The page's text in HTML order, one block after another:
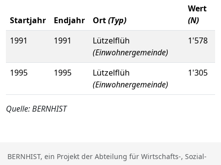
Startjahr Endjahr Ort(Typ)
Wert
(N)
1991
1991
Lützelflüh
(Einwohnergemeinde)
1'578
1995 1995
Lützelflüh
(Einwohnergemeinde)
1'305
Quelle: BERNHIST
BERNHIST, ein Projekt der Abteilung für Wirtschafts-, Sozial-